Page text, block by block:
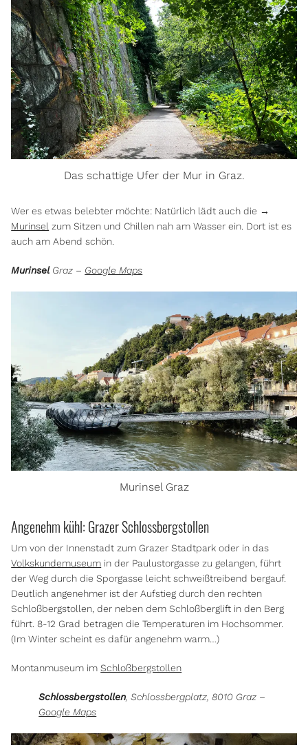
Das schattige Ufer der Mur in Graz.
Wer es etwas belebter möchte: Natürlich lädt auch die →
Murinsel zum Sitzen und Chillen nah am Wasser ein. Dort ist es
auch am Abend schön.
MurinselGraz – Google Maps
Murinsel Graz
Angenehm kühl: Grazer Schlossbergstollen
Um von der Innenstadt zum Grazer Stadtpark oder in das
Volkskundemuseum in der Paulustorgasse zu gelangen, führt
der Weg durch die Sporgasse leicht schweißtreibend bergauf.
Deutlich angenehmer ist der Aufstieg durch den rechten
Schloßbergstollen, der neben dem Schloßberglift in den Berg
führt. 8-12 Grad betragen die Temperaturen im Hochsommer.
(Im Winter scheint es dafür angenehm warm…)
Montanmuseum imSchloßbergstollen
Schlossbergstollen , Schlossbergplatz, 8010 Graz –
Google Maps